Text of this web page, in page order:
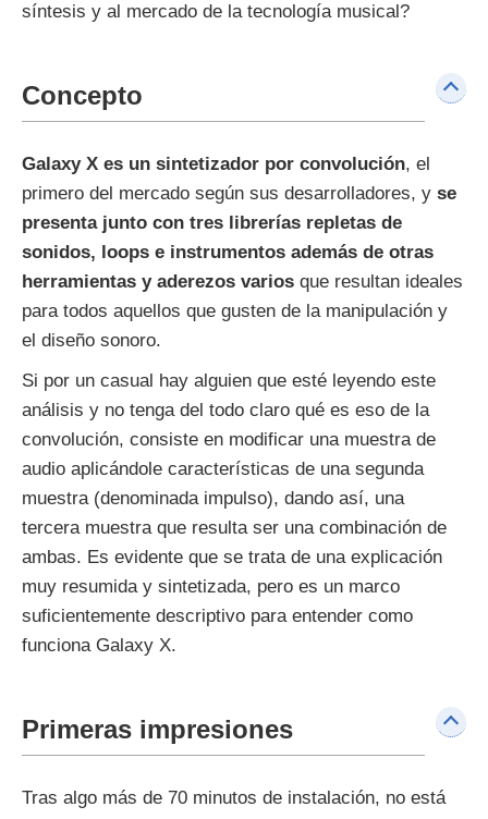
síntesis y al mercado de la tecnología musical?
Concepto
Galaxy X es un sintetizador por convolución, el
primero del mercado según sus desarrolladores, y se
presenta junto con tres librerías repletas de
sonidos, loops e instrumentos además de otras
herramientas y aderezos varios que resultan ideales
para todos aquellos que gusten de la manipulación y
el diseño sonoro.
Si por un casual hay alguien que esté leyendo este
análisis y no tenga del todo claro qué es eso de la
convolución, consiste en modificar una muestra de
audio aplicándole características de una segunda
muestra (denominada impulso), dando así, una
tercera muestra que resulta ser una combinación de
ambas. Es evidente que se trata de una explicación
muy resumida y sintetizada, pero es un marco
suficientemente descriptivo para entender como
funciona Galaxy X.
Primeras impresiones
Tras algo más de 70 minutos de instalación, no está